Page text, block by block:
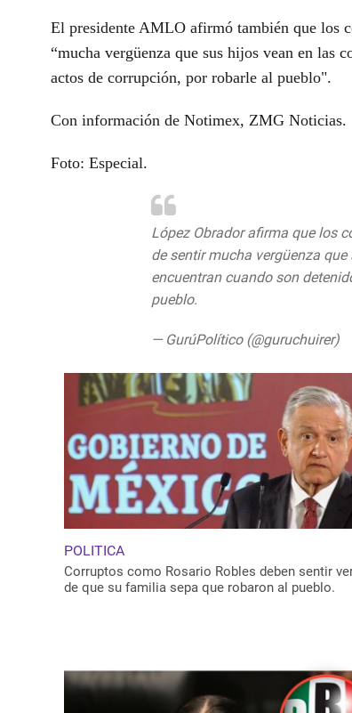
El presidente AMLO afirmó también que los
“mucha vergüenza que sus hijos vean en las
actos de corrupción, por robarle al pueblo".
Con información de Notimex, ZMG Noticias.
Foto: Especial.
López Obrador afirma que los
de sentir mucha vergüenza
encuentran cuando son
pueblo.
— GurúPolítico (@guruchuirer)
POLITICA
Corruptos como Rosario Robles deben sentir
de que su familia sepa que robaron al pueblo.